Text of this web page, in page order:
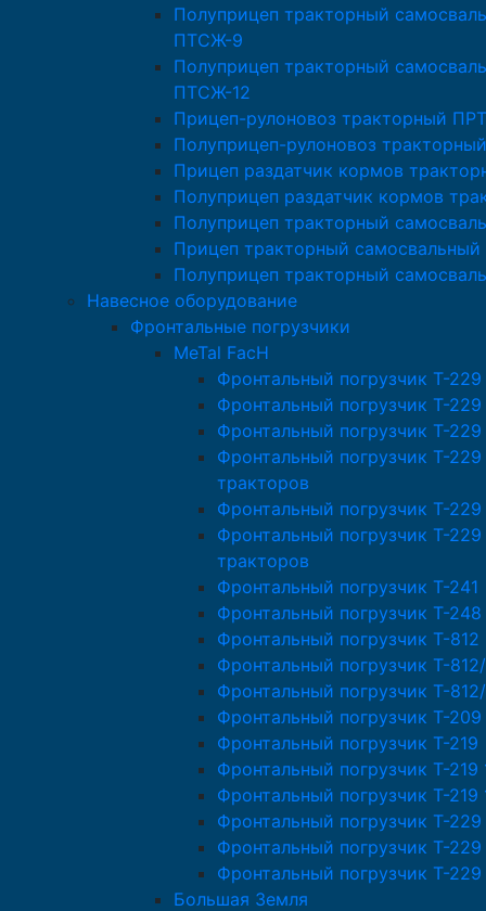
Полуприцеп тракторный
ПТСЖ-9
Полуприцеп тракторный
ПТСЖ-12
Прицеп-рулоновоз тракторный
Полуприцеп-рулоновоз
Прицеп раздатчик кормов
Полуприцеп раздатчик кормов
Полуприцеп тракторный
Прицеп тракторный
Полуприцеп тракторный
Навесное оборудование
Фронтальные погрузчики
MeTal FacH
Фронтальный погрузчик T-
Фронтальный погрузчик T-229
Фронтальный погрузчик T-
Фронтальный погрузчик T-
тракторов
Фронтальный погрузчик Т-229
Фронтальный погрузчик T-
тракторов
Фронтальный погрузчик T-241
Фронтальный погрузчик T-248
Фронтальный погрузчик T-812
Фронтальный погрузчик T-
Фронтальный погрузчик T-
Фронтальный погрузчик T-209
Фронтальный погрузчик T-219
Фронтальный погрузчик T-219
Фронтальный погрузчик T-
Фронтальный погрузчик T-229
Фронтальный погрузчик T-
Фронтальный погрузчик T-229
Большая Земля